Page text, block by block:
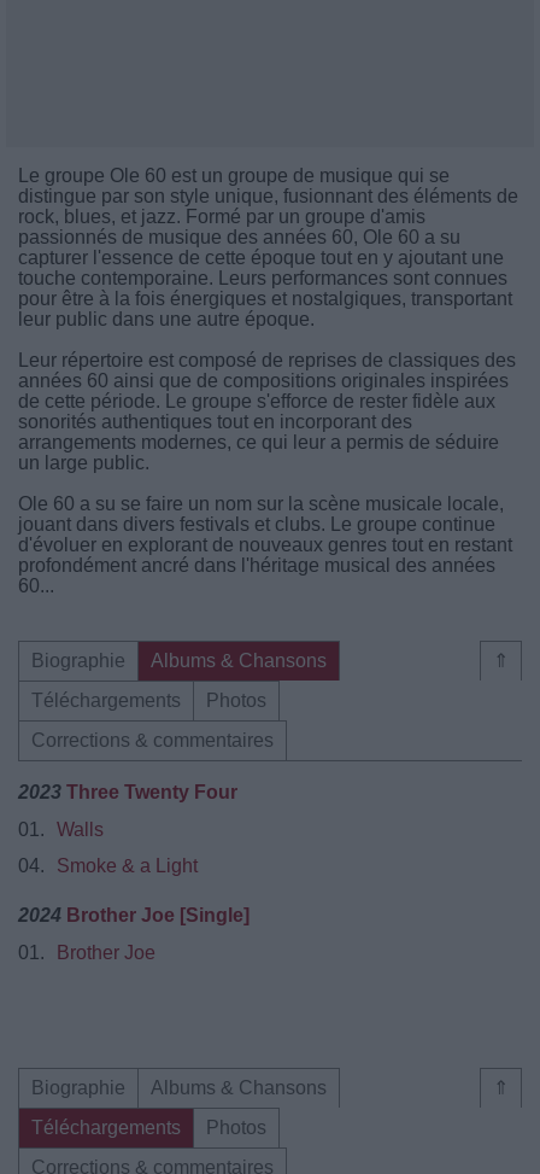
Le groupe Ole 60 est un groupe de musique qui se
distingue par son style unique, fusionnant des éléments de
rock, blues, et jazz. Formé par un groupe d'amis
passionnés de musique des années 60, Ole 60 a su
capturer l'essence de cette époque tout en y ajoutant une
touche contemporaine. Leurs performances sont connues
pour être à la fois énergiques et nostalgiques, transportant
leur public dans une autre époque.
Leur répertoire est composé de reprises de classiques des
années 60 ainsi que de compositions originales inspirées
de cette période. Le groupe s'efforce de rester fidèle aux
sonorités authentiques tout en incorporant des
arrangements modernes, ce qui leur a permis de séduire
un large public.
Ole 60 a su se faire un nom sur la scène musicale locale,
jouant dans divers festivals et clubs. Le groupe continue
d'évoluer en explorant de nouveaux genres tout en restant
profondément ancré dans l'héritage musical des années
60...
⇑
Biographie
Albums & Chansons
Téléchargements
Photos
Corrections & commentaires
2023 Three Twenty Four
01.
Walls
04.
Smoke & a Light
2024 Brother Joe [Single]
01.
Brother Joe
⇑
Biographie
Albums & Chansons
Téléchargements
Photos
Corrections & commentaires